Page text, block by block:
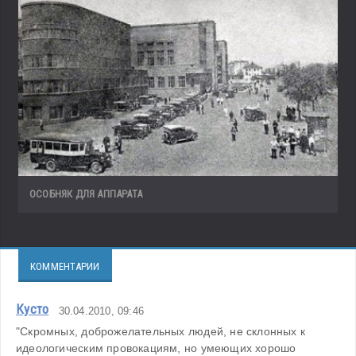
ОСОБНЯК ДЛЯ АППАРАТА
КОММЕНТАРИИ
Кусто 30.04.2010, 09:46
"Скромных, доброжелательных людей, не склонных к
идеологическим провокациям, но умеющих хорошо